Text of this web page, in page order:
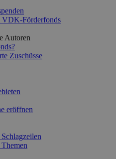
VDK-Förderfonds
Autoren
Zuschüsse
eröffnen